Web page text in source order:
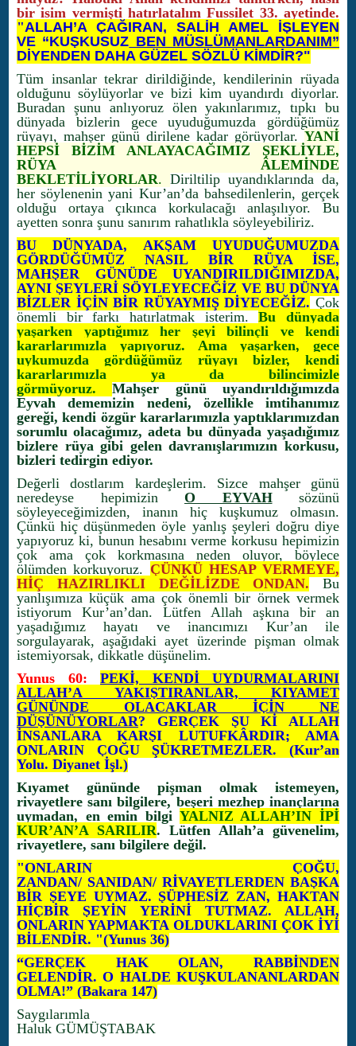
bir isim vermişti hatırlatalım Fussilet 33. ayetinde.
"ALLAH’A ÇAĞIRAN, SALİH AMEL İŞLEYEN
VE “KUŞKUSUZ BEN MÜSLÜMANLARDANIM”
DİYENDEN DAHA GÜZEL SÖZLÜ KİMDİR?"
Tüm insanlar tekrar dirildiğinde, kendilerinin rüyada
olduğunu söylüyorlar ve bizi kim uyandırdı diyorlar.
Buradan şunu anlıyoruz ölen yakınlarımız, tıpkı bu
dünyada bizlerin gece uyuduğumuzda gördüğümüz
rüyayı, mahşer günü dirilene kadar görüyorlar. YANİ
HEPSİ BİZİM ANLAYACAĞIMIZ ŞEKLİYLE,
RÜYA ÂLEMİNDE
BEKLETİLİYORLAR. Diriltilip uyandıklarında da,
her söylenenin yani Kur’an’da bahsedilenlerin, gerçek
olduğu ortaya çıkınca korkulacağı anlaşılıyor. Bu
ayetten sonra şunu sanırım rahatlıkla söyleyebiliriz.
BU DÜNYADA, AKŞAM UYUDUĞUMUZDA
GÖRDÜĞÜMÜZ NASIL BİR RÜYA İSE,
MAHŞER GÜNÜDE UYANDIRILDIĞIMIZDA,
AYNI ŞEYLERİ SÖYLEYECEĞİZ VE BU DÜNYA
BİZLER İÇİN BİR RÜYAYMIŞ DİYECEĞİZ. Çok
önemli bir farkı hatırlatmak isterim.Bu dünyada
yaşarken yaptığımız her şeyi bilinçli ve kendi
kararlarımızla yapıyoruz. Ama yaşarken, gece
uykumuzda gördüğümüz rüyayı bizler, kendi
kararlarımızla ya da bilincimizle
görmüyoruz.Mahşer günü uyandırıldığımızda
Eyvah dememizin nedeni, özellikle imtihanımız
gereği, kendi özgür kararlarımızla yaptıklarımızdan
sorumlu olacağımız, adeta bu dünyada yaşadığımız
bizlere rüya gibi gelen davranışlarımızın korkusu,
bizleri tedirgin ediyor.
Değerli dostlarım kardeşlerim. Sizce mahşer günü
neredeyse hepimizin O EYVAHsözünü
söyleyeceğimizden, inanın hiç kuşkumuz olmasın.
Çünkü hiç düşünmeden öyle yanlış şeyleri doğru diye
yapıyoruz ki, bunun hesabını verme korkusu hepimizin
çok ama çok korkmasına neden oluyor, böylece
ölümden korkuyoruz. ÇÜNKÜ HESAP VERMEYE,
HİÇ HAZIRLIKLI DEĞİLİZDE ONDAN. Bu
yanlışımıza küçük ama çok önemli bir örnek vermek
istiyorum Kur’an’dan. Lütfen Allah aşkına bir an
yaşadığımız hayatı ve inancımızı Kur’an ile
sorgulayarak, aşağıdaki ayet üzerinde pişman olmak
istemiyorsak, dikkatle düşünelim.
Yunus 60:
PEKİ, KENDİ UYDURMALARINI
ALLAH’A YAKIŞTIRANLAR, KIYAMET
GÜNÜNDE OLACAKLAR İÇİN NE
DÜŞÜNÜYORLAR? GERÇEK ŞU Kİ ALLAH
İNSANLARA KARŞI LUTUFKÂRDIR; AMA
ONLARIN ÇOĞU ŞÜKRETMEZLER. (Kur’an
Yolu. Diyanet İşl.)
Kıyamet gününde pişman olmak istemeyen,
rivayetlere sanı bilgilere, beşeri mezhep inançlarına
uymadan, en emin bilgi YALNIZ ALLAH’IN İPİ
KUR’AN’A SARILIR. Lütfen Allah’a güvenelim,
rivayetlere, sanı bilgilere değil.
"ONLARIN ÇOĞU,
ZANDAN/ SANIDAN/ RİVAYETLERDEN BAŞKA
BİR ŞEYE UYMAZ. ŞÜPHESİZ ZAN, HAKTAN
HİÇBİR ŞEYİN YERİNİ TUTMAZ. ALLAH,
ONLARIN YAPMAKTA OLDUKLARINI ÇOK İYİ
BİLENDİR. "(Yunus 36)
“GERÇEK HAK OLAN, RABBİNDEN
GELENDİR. O HALDE KUŞKULANANLARDAN
OLMA!” (Bakara 147)
Saygılarımla
Haluk GÜMÜŞTABAK